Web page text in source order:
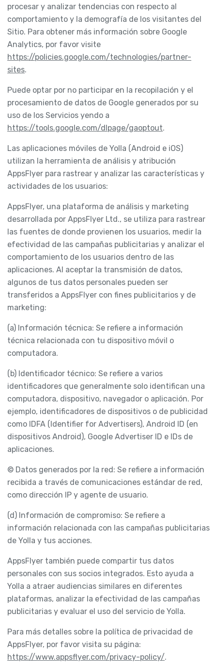
procesar y analizar tendencias con respecto al
comportamiento y la demografía de los visitantes del
Sitio. Para obtener más información sobre Google
Analytics, por favor visite
https://policies.google.com/technologies/partner-
sites.
Puede optar por no participar en la recopilación y el
procesamiento de datos de Google generados por su
uso de los Servicios yendo a
https://tools.google.com/dlpage/gaoptout.
Las aplicaciones móviles de Yolla (Android e iOS)
utilizan la herramienta de análisis y atribución
AppsFlyer para rastrear y analizar las características y
actividades de los usuarios:
AppsFlyer, una plataforma de análisis y marketing
desarrollada por AppsFlyer Ltd., se utiliza para rastrear
las fuentes de donde provienen los usuarios, medir la
efectividad de las campañas publicitarias y analizar el
comportamiento de los usuarios dentro de las
aplicaciones. Al aceptar la transmisión de datos,
algunos de tus datos personales pueden ser
transferidos a AppsFlyer con fines publicitarios y de
marketing:
(a) Información técnica: Se refiere a información
técnica relacionada con tu dispositivo móvil o
computadora.
(b) Identificador técnico: Se refiere a varios
identificadores que generalmente solo identifican una
computadora, dispositivo, navegador o aplicación. Por
ejemplo, identificadores de dispositivos o de publicidad
como IDFA (Identifier for Advertisers), Android ID (en
dispositivos Android), Google Advertiser ID e IDs de
aplicaciones.
© Datos generados por la red: Se refiere a información
recibida a través de comunicaciones estándar de red,
como dirección IP y agente de usuario.
(d) Información de compromiso: Se refiere a
información relacionada con las campañas publicitarias
de Yolla y tus acciones.
AppsFlyer también puede compartir tus datos
personales con sus socios integrados. Esto ayuda a
Yolla a atraer audiencias similares en diferentes
plataformas, analizar la efectividad de las campañas
publicitarias y evaluar el uso del servicio de Yolla.
Para más detalles sobre la política de privacidad de
AppsFlyer, por favor visita su página:
https://www.appsflyer.com/privacy-policy/.